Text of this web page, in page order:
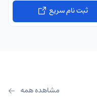
ثبت نام سریع
مشاهده همه